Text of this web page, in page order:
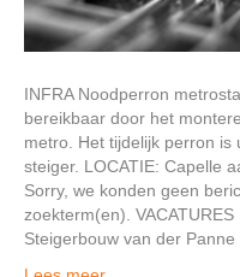
INFRA Noodperron
bereikbaar door het
metro. Het tijdelijk perron is
steiger. LOCATIE: Capelle
Sorry, we konden geen
zoekterm(en).
Steigerbouw van der Panne